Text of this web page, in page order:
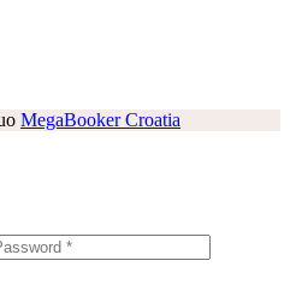
MegaBooker Croatia